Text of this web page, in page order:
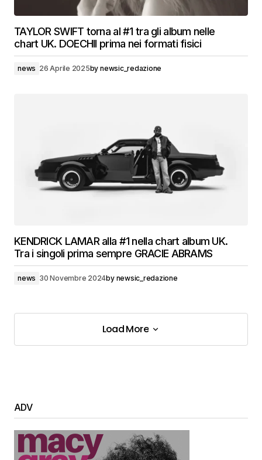
TAYLOR SWIFT torna al #1 tra gli album nelle
chart UK. DOECHII prima nei formati fisici
news 26 Aprile 2025by newsic_redazione
KENDRICK LAMAR alla #1 nella chart album UK.
Tra i singoli prima sempre GRACIE ABRAMS
news 30 Novembre 2024by newsic_redazione
Load More
Load More
ADV